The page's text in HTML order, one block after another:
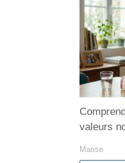
valeurs
Marise